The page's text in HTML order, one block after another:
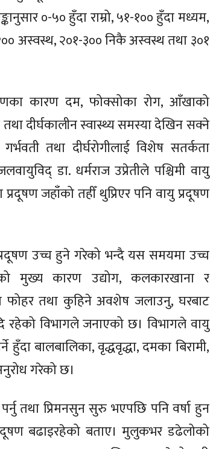
०-५० हुँदा राम्रो, ५१-१०० हुँदा मध्यम,
अस्वस्थ, २०१-३०० निकै अस्वस्थ तथा ३०१
कारण दम, फोक्सोका रोग, आँखाको
दीर्घकालीन स्वास्थ्य समस्या देखिन सक्ने
तथा दीर्घरोगीलाई विशेष सतर्कता
डा. धर्मराज उप्रेतीले पश्चिमी वायु
जहाँको तहीँ थुप्रिएर पनि वायु प्रदूषण
उच्च हुने गरेको भन्दै यस समयमा उच्च
मुख्य कारण उद्योग, कलकारखाना र
फोहर तथा कुहिने अवशेष जलाउनु, घरबाट
रहेको विभागले जनाएको छ। विभागले वायु
बालबालिका, वृद्धवृद्धा, दमका बिरामी,
गरेको छ।
तथा प्रिमनसुन सुरु भएपछि पनि वर्षा हुन
बढाइरहेको बताए। मुलुकभर डढेलोको